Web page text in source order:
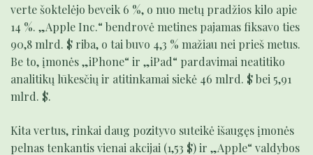
verte šoktelėjo beveik 6 %, o nuo metų pradžios kilo apie
14 %. „Apple Inc.“ bendrovė metines pajamas fiksavo ties
90,8 mlrd. $ riba, o tai buvo 4,3 % mažiau nei prieš metus.
Be to, įmonės „iPhone“ ir „iPad“ pardavimai neatitiko
analitikų lūkesčių ir atitinkamai siekė 46 mlrd. $ bei 5,91
mlrd. $.
Kita vertus, rinkai daug pozityvo suteikė išaugęs įmonės
pelnas tenkantis vienai akcijai (1,53 $) ir „Apple“ valdybos